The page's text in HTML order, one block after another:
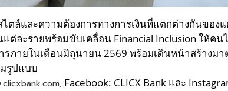
ตล์และความต้องการทางการเงินที่แตกต่างกันขอ
ละรายพร้อมขับเคลื่อน Financial Inclusion ให้ค
รภายในเดือนมิถุนายน 2569 พร้อมเดินหน้าสร้างม
รูปแบบ
Facebook: CLICX Bank และ